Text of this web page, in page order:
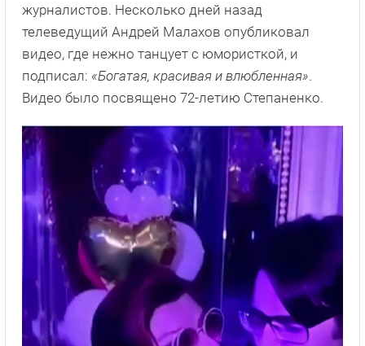
журналистов. Несколько дней назад
телеведущий Андрей Малахов опубликовал
видео, где нежно танцует с юмористкой, и
подписал: «Богатая, красивая и влюбленная».
Видео было посвящено 72-летию Степаненко.